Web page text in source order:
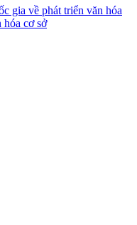
gia về phát triển văn hóa
cơ sở